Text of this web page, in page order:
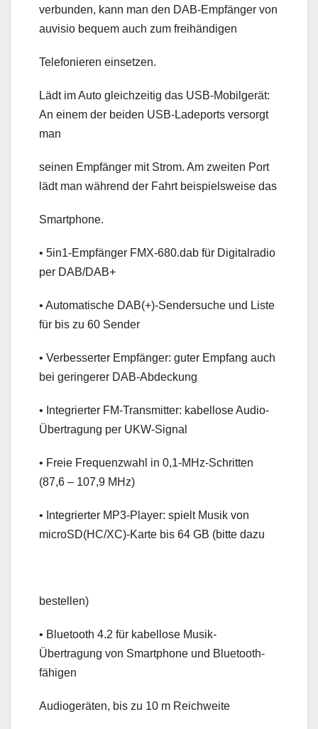
verbunden, kann man den DAB-Empfänger von
auvisio bequem auch zum freihändigen
Telefonieren einsetzen.
Lädt im Auto gleichzeitig das USB-Mobilgerät:
An einem der beiden USB-Ladeports versorgt
man
seinen Empfänger mit Strom. Am zweiten Port
lädt man während der Fahrt beispielsweise das
Smartphone.
• 5in1-Empfänger FMX-680.dab für Digitalradio
per DAB/DAB+
• Automatische DAB(+)-Sendersuche und Liste
für bis zu 60 Sender
• Verbesserter Empfänger: guter Empfang auch
bei geringerer DAB-Abdeckung
• Integrierter FM-Transmitter: kabellose Audio-
Übertragung per UKW-Signal
• Freie Frequenzwahl in 0,1-MHz-Schritten
(87,6 – 107,9 MHz)
• Integrierter MP3-Player: spielt Musik von
microSD(HC/XC)-Karte bis 64 GB (bitte dazu
bestellen)
• Bluetooth 4.2 für kabellose Musik-
Übertragung von Smartphone und Bluetooth-
fähigen
Audiogeräten, bis zu 10 m Reichweite